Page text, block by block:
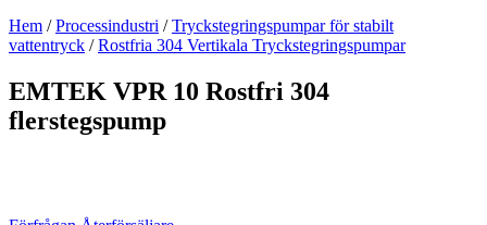
Hem /Processindustri /Tryckstegringspumpar för stabilt
vattentryck /Rostfria 304 Vertikala Tryckstegrings­pumpar
EMTEK VPR 10 Rostfri 304
flerstegspump